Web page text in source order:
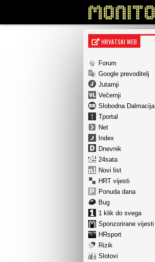
HRVATSKI WEB
Forum
Google prevoditelj
Jutarnji
Večernji
Slobodna Dalmacija
Tportal
Net
Index
Dnevnik
24sata
Novi list
HRT vijesti
Ponuda dana
Bug
1 klik do svega
Sponzorirane vijesti
HRsport
Rizik
Slotovi